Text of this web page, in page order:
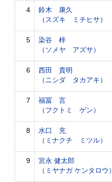
4
鈴木 康久
（スズキ ミチヒサ）
5
染谷 梓
（ソメヤ アズサ）
6
西田 貴明
（ニシダ タカアキ）
7
福冨 言
（フクトミ ゲン）
8
水口 充
（ミナクチ ミツル）
9
宮永 健太郎
（ミヤナガ ケンタロウ）